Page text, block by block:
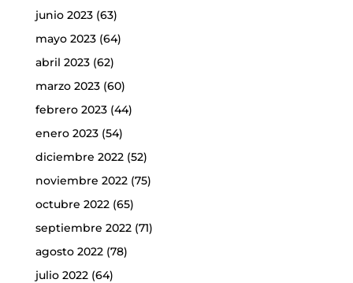
junio 2023(63)
mayo 2023(64)
abril 2023(62)
marzo 2023(60)
febrero 2023(44)
enero 2023(54)
diciembre 2022(52)
noviembre 2022(75)
octubre 2022(65)
septiembre 2022(71)
agosto 2022(78)
julio 2022(64)